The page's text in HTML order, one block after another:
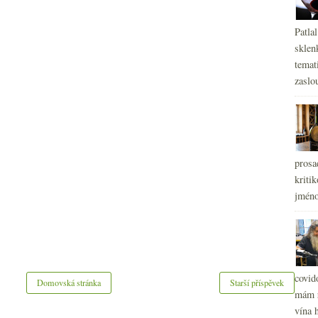
Starší příspěvek
Domovská stránka
mám
vína